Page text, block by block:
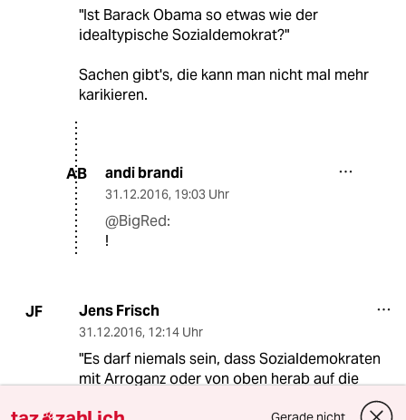
"Ist Barack Obama so etwas wie der
idealtypische Sozialdemokrat?"
Sachen gibt's, die kann man nicht mal mehr
karikieren.
AB andi brandi
31.12.2016, 19:03 Uhr
@BigRed:
!
JF Jens Frisch
31.12.2016, 12:14 Uhr
"Es darf niemals sein, dass Sozialdemokraten
mit Arroganz oder von oben herab auf die